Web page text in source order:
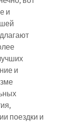
и
и
поездки и